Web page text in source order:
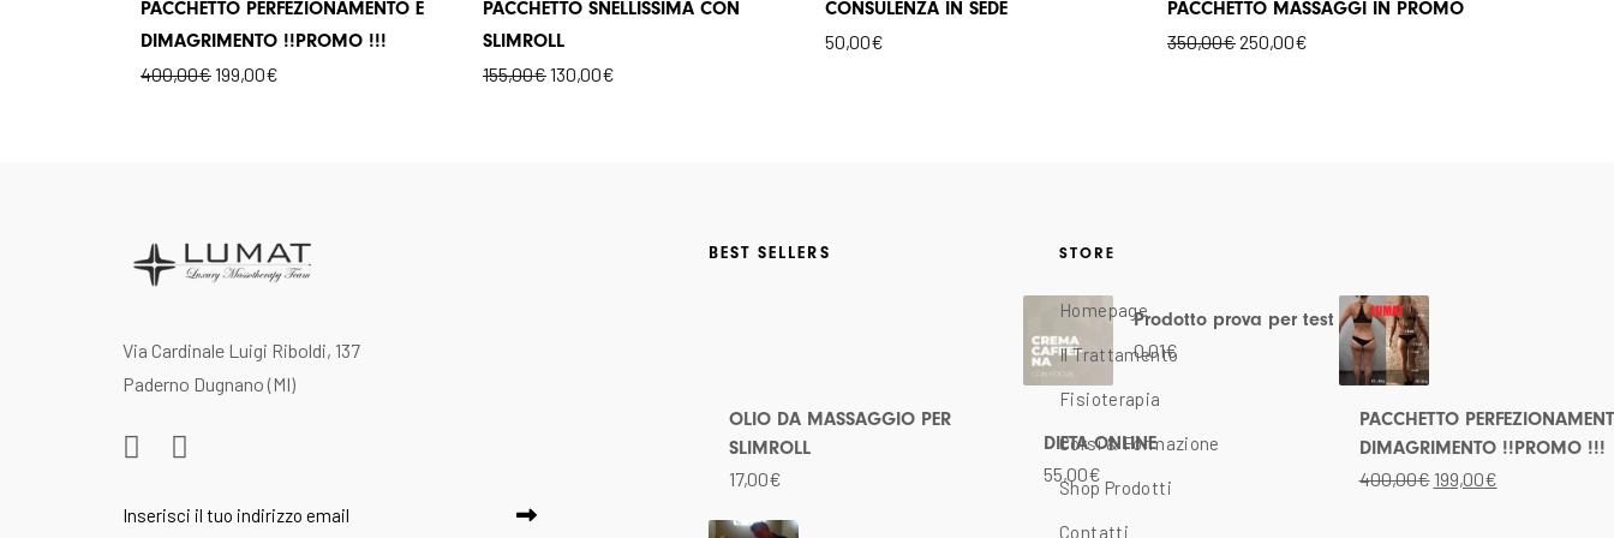
PACCHETTO PERFEZIONAMENTO E
DIMAGRIMENTO !!PROMO !!!
400,00€199,00€
PACCHETTO SNELLISSIMA CON
SLIMROLL
155,00€130,00€
CONSULENZA IN SEDE
50,00€
PACCHETTO MASSAGGI IN PROMO
350,00€250,00€
Via Cardinale Luigi Riboldi, 137
Paderno Dugnano (MI)
BEST SELLERS
OLIO DA MASSAGGIO PER
SLIMROLL
17,00€
era:
350,00€.
250,00€.
Prodotto prova per test
0,01€
DIETA ONLINE
55,00€
PACCHETTO
DIMAGRIMENTO !!PROMO !!!
400,00€
Il
prezzo
originale
era:
400,00€.
199,00€
Il
prezzo
attuale
199,00€.
Il
prezzo
originale
era:
25,00€.
Il
prezzo
attuale
15,00€.
STORE
Homepage
Il Trattamento
Fisioterapia
Corsi & Formazione
Shop Prodotti
Contatti